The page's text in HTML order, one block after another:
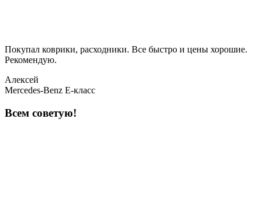
Покупал коврики, расходники. Все быстро и цены хорошие.
Рекомендую.
Алексей
Mercedes-Benz E-класс
Всем советую!